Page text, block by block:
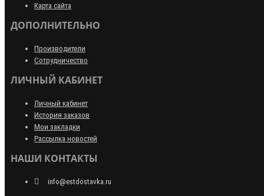
Карта сайта
ДОПОЛНИТЕЛЬНО
Производители
Сотрудничество
ЛИЧНЫЙ КАБИНЕТ
Личный кабинет
История заказов
Мои закладки
Рассылка новостей
НАШИ КОНТАКТЫ
info@estdostavka.ru